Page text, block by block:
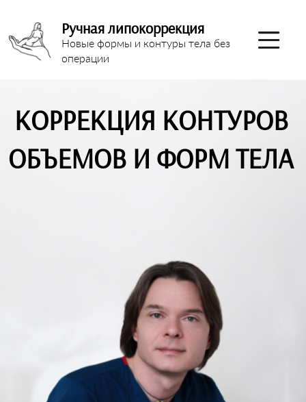
Ручная липокоррекция
Новые формы и контуры тела без
операции
КОРРЕКЦИЯ КОНТУРОВ
ОБЪЕМОВ И ФОРМ ТЕЛА